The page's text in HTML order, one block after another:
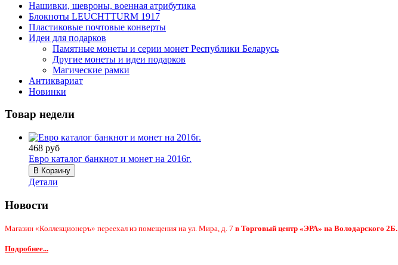
Нашивки, шевроны, военная атрибутика
Блокноты LEUCHTTURM 1917
Пластиковые почтовые конверты
Идеи для подарков
Памятные монеты и серии монет Республики Беларусь
Другие монеты и идеи подарков
Магические рамки
Антиквариат
Новинки
Товар недели
468 руб
Евро каталог банкнот и монет на 2016г.
Детали
Новости
Магазин «Коллекционеръ» переехал из помещения на ул. Мира, д. 7 в Торговый центр «ЭРА» на Володарского 2Б.
Подробнее...